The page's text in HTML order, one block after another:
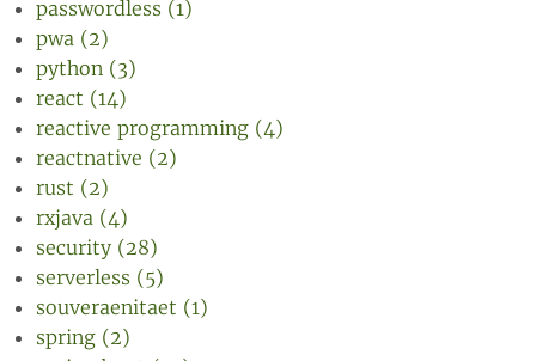
passwordless (1)
pwa (2)
python (3)
react (14)
reactive programming (4)
reactnative (2)
rust (2)
rxjava (4)
security (28)
serverless (5)
souveraenitaet (1)
spring (2)